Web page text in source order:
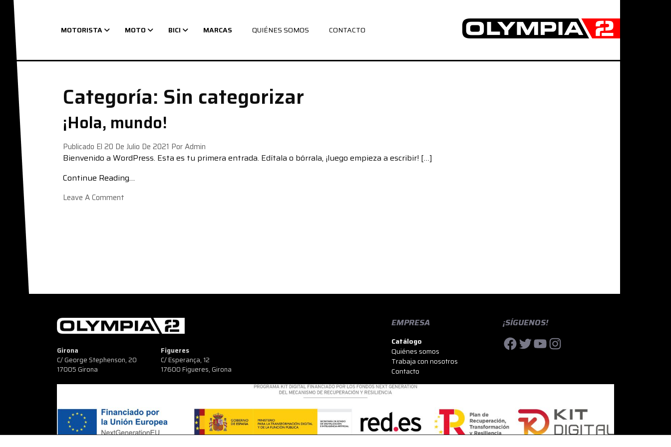
Navegación principal
MOTORISTA MOTO BICI MARCAS QUIÉNES SOMOS CONTACTO
Categoría: Sin categorizar
¡Hola, mundo!
Publicado El 20 De Julio De 2021 PorAdmin
Bienvenido a WordPress. Esta es tu primera entrada. Edítala o bórrala, ¡luego empieza a escribir! […]
Continue Reading…
Leave A Comment
Girona
C/ George Stephenson, 20
17005 Girona
Figueres
C/ Esperança, 12
17600 Figueres, Girona
EMPRESA
Catálogo
Quiénes somos
Trabaja con nosotros
Contacto
¡SÍGUENOS!
Facebook
Twitter
YouTube
Instagram